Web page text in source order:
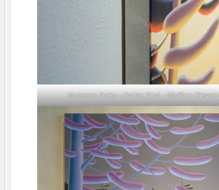
Madeleine Bialke – Double Blind – 56x46cm